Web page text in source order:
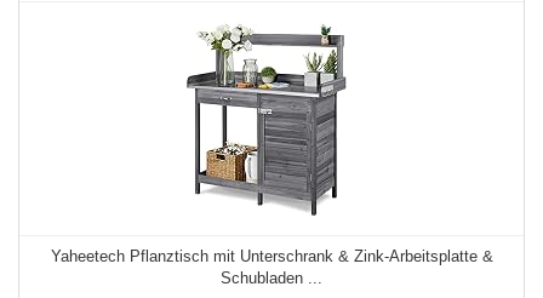
Yaheetech Pflanztisch mit Unterschrank & Zink-Arbeitsplatte &
Schubladen ...